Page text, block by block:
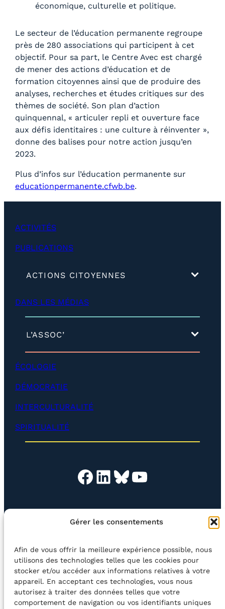
Gérer les consentements
Afin de vous offrir la meilleure expérience possible, nous
utilisons des technologies telles que les cookies pour
stocker et/ou accéder aux informations relatives à votre
appareil. En acceptant ces technologies, vous nous
autorisez à traiter des données telles que votre
comportement de navigation ou vos identifiants uniques
économique, culturelle et politique.
Le secteur de l’éducation permanente regroupe
près de 280 associations qui participent à cet
objectif. Pour sa part, le Centre Avec est chargé
de mener des actions d’éducation et de
formation citoyennes ainsi que de produire des
analyses, recherches et études critiques sur des
thèmes de société. Son plan d’action
quinquennal, « articuler repli et ouverture face
aux défis identitaires : une culture à réinventer »,
donne des balises pour notre action jusqu’en
2023.
Plus d’infos sur l’éducation permanente sur
educationpermanente.cfwb.be.
ACTIVITÉS
PUBLICATIONS
ACTIONS CITOYENNES
p
DANS LES MÉDIAS
L’ASSOC’
é
l
o
p
e
r
)
ÉCOLOGIE
DÉMOCRATIE
INTERCULTURALITÉ
SPIRITUALITÉ
Facebook LinkedIn Bluesky YouTube
EN QUESTION BOUTIQUE NEWSLETTER
CONTACT
Rechercher
©2026 Centre Avec asblBE33 5230​ 8091​ 4546